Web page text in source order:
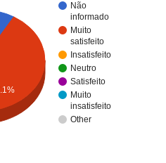
Não
informado
Muito
satisfeito
Insatisfeito
Neutro
Satisfeito
Muito
insatisfeito
Other